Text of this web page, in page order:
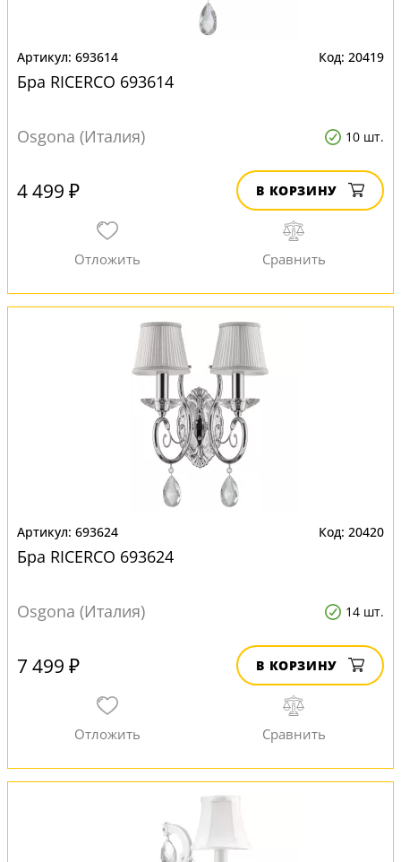
693614 20419
Бра RICERCO 693614
Osgona (Италия) 10 шт.
4 499 ₽ В КОРЗИНУ
693624 20420
Бра RICERCO 693624
Osgona (Италия) 14 шт.
7 499 ₽ В КОРЗИНУ